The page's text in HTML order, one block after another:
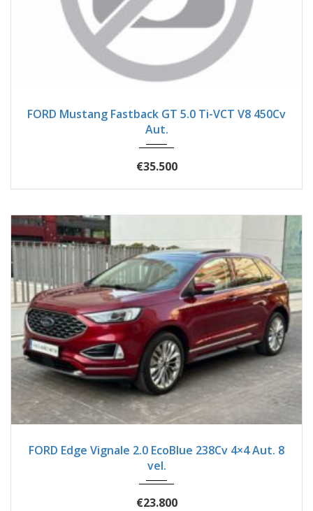
FORD Mustang Fastback GT 5.0 Ti-VCT V8 450Cv
Aut.
€35.500
FORD Edge Vignale 2.0 EcoBlue 238Cv 4×4 Aut. 8
vel.
€23.800